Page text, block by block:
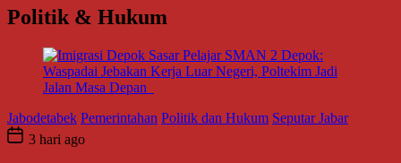
Politik & Hukum
Jabodetabek Pemerintahan Politik dan Hukum Seputar Jabar
3 hari ago